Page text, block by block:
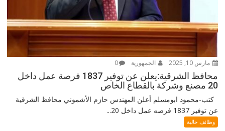
مارس 10, 2025 الجمهورية 0
محافظ الشرقية:يعلن عن توفير 1837 فرصة عمل داخل
20 مصنع وشركة بالقطاع الخاص
كتب-محمود ابومسلم أعلن المهندس حازم الأشموني محافظ الشرقية
عن توفير 1837 فرصه عمل داخل 20...
وظائف خالية